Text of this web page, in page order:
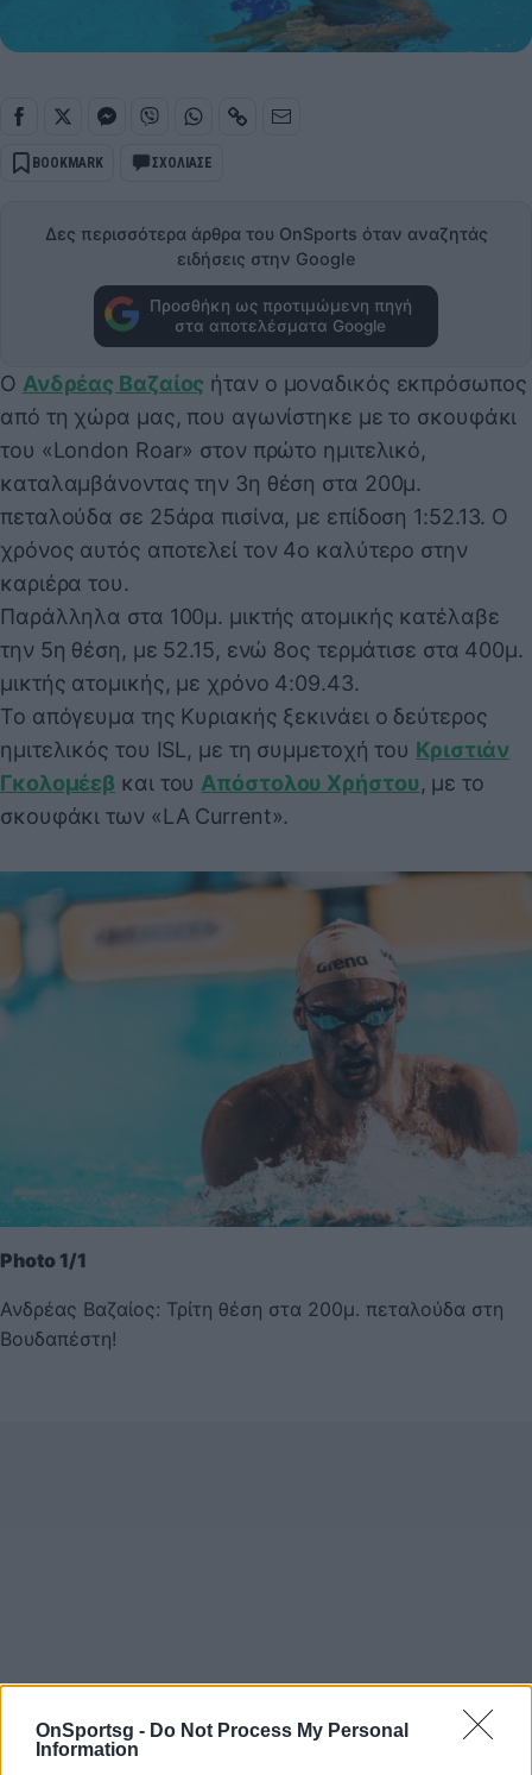
OnSportsg - Do Not Process My Personal
Information
BOOKMARK ΣΧΟΛΙΑΣΕ
Δες περισσότερα άρθρα του OnSports όταν αναζητάς
ειδήσεις στην Google
Προσθήκη ως προτιμώμενη πηγή
στα αποτελέσματα Google
Ο Ανδρέας Βαζαίος ήταν ο μοναδικός εκπρόσωπος
από τη χώρα μας, που αγωνίστηκε με το σκουφάκι
του «London Roar» στον πρώτο ημιτελικό,
καταλαμβάνοντας την 3η θέση στα 200μ.
πεταλούδα σε 25άρα πισίνα, με επίδοση 1:52.13. Ο
χρόνος αυτός αποτελεί τον 4ο καλύτερο στην
καριέρα του.
Παράλληλα στα 100μ. μικτής ατομικής κατέλαβε
την 5η θέση, με 52.15, ενώ 8ος τερμάτισε στα 400μ.
μικτής ατομικής, με χρόνο 4:09.43.
Το απόγευμα της Κυριακής ξεκινάει ο δεύτερος
ημιτελικός του ISL, με τη συμμετοχή του Κριστιάν
Γκολομέεβ και τουΑπόστολου Χρήστου, με το
σκουφάκι των «LA Current».
Photo 1/1
Ανδρέας Βαζαίος: Τρίτη θέση στα 200μ. πεταλούδα στη
Βουδαπέστη!